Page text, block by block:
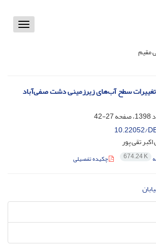
Toggle
مقیم
سطح آب‌های زیرزمینی دشت صفی‌آباد
27-42
10.22052/
تقی پور
674.24 K چکیده تفصیلی